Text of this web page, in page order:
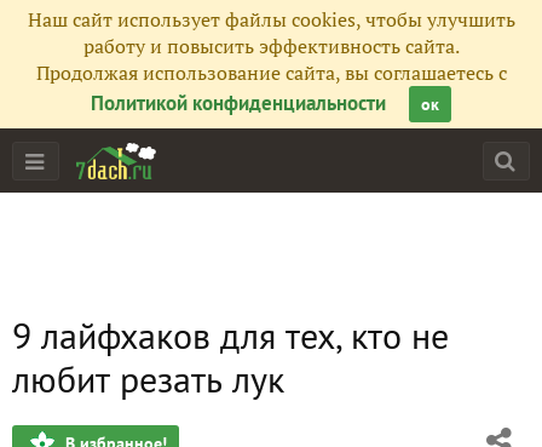
Наш сайт использует файлы cookies, чтобы улучшить
работу и повысить эффективность сайта.
Продолжая использование сайта, вы соглашаетесь с
Политикой конфиденциальности
ок
9 лайфхаков для тех, кто не
любит резать лук